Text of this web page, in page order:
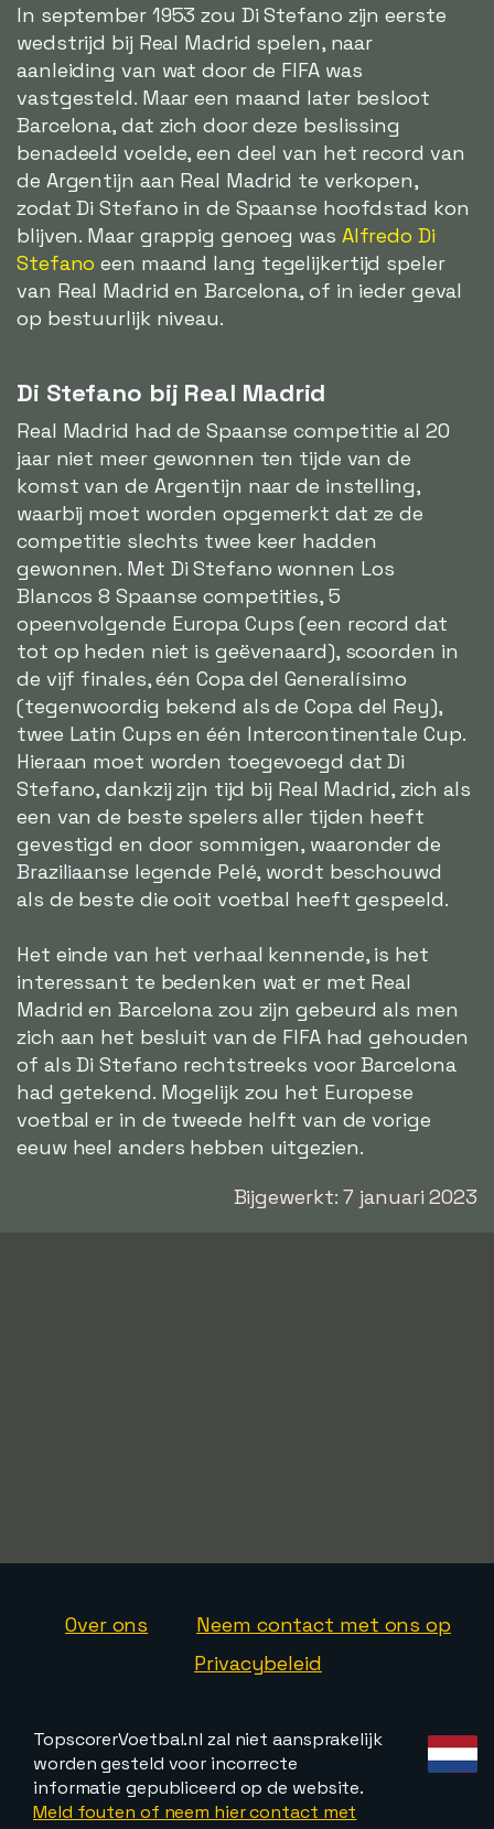
In september 1953 zou Di Stefano zijn eerste
wedstrijd bij Real Madrid spelen, naar
aanleiding van wat door de FIFA was
vastgesteld. Maar een maand later besloot
Barcelona, dat zich door deze beslissing
benadeeld voelde, een deel van het record van
de Argentijn aan Real Madrid te verkopen,
zodat Di Stefano in de Spaanse hoofdstad kon
blijven. Maar grappig genoeg was Alfredo Di
Stefano een maand lang tegelijkertijd speler
van Real Madrid en Barcelona, of in ieder geval
op bestuurlijk niveau.
Di Stefano bij Real Madrid
Real Madrid had de Spaanse competitie al 20
jaar niet meer gewonnen ten tijde van de
komst van de Argentijn naar de instelling,
waarbij moet worden opgemerkt dat ze de
competitie slechts twee keer hadden
gewonnen. Met Di Stefano wonnen Los
Blancos 8 Spaanse competities, 5
opeenvolgende Europa Cups (een record dat
tot op heden niet is geëvenaard), scoorden in
de vijf finales, één Copa del Generalísimo
(tegenwoordig bekend als de Copa del Rey),
twee Latin Cups en één Intercontinentale Cup.
Hieraan moet worden toegevoegd dat Di
Stefano, dankzij zijn tijd bij Real Madrid, zich als
een van de beste spelers aller tijden heeft
gevestigd en door sommigen, waaronder de
Braziliaanse legende Pelé, wordt beschouwd
als de beste die ooit voetbal heeft gespeeld.
Het einde van het verhaal kennende, is het
interessant te bedenken wat er met Real
Madrid en Barcelona zou zijn gebeurd als men
zich aan het besluit van de FIFA had gehouden
of als Di Stefano rechtstreeks voor Barcelona
had getekend. Mogelijk zou het Europese
voetbal er in de tweede helft van de vorige
eeuw heel anders hebben uitgezien.
Bijgewerkt: 7 januari 2023
Over ons
Neem contact met ons op
Privacybeleid
TopscorerVoetbal.nl zal niet aansprakelijk
worden gesteld voor incorrecte
informatie gepubliceerd op de website.
Meld fouten of neem hier contact met